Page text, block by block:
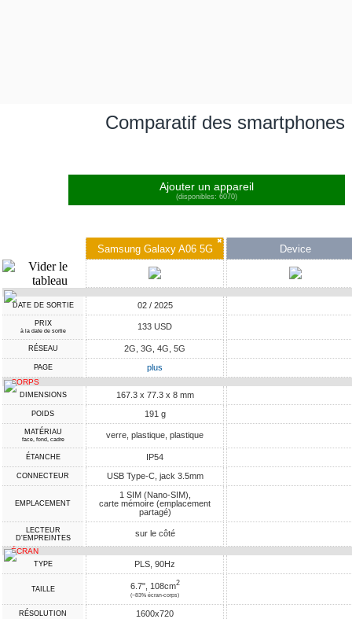
Comparatif des smartphones
Ajouter un appareil
(disponibles: 6070)
✖
Samsung Galaxy A06 5G Device
DATE DE SORTIE 02 / 2025
PRIX
à la date de sortie 133 USD
RÉSEAU 2G, 3G, 4G, 5G
PAGE plus
CORPS
DIMENSIONS 167.3 x 77.3 x 8 mm
POIDS 191 g
MATÉRIAU
face, fond, cadre verre, plastique, plastique
ÉTANCHE IP54
CONNECTEUR USB Type-C, jack 3.5mm
EMPLACEMENT
1 SIM (Nano-SIM),
carte mémoire (emplacement
partagé)
LECTEUR
D'EMPREINTES
sur le côté
ÉCRAN
TYPE PLS, 90Hz
TAILLE 6.7", 108cm2
(~83% écran-corps)
RÉSOLUTION 1600x720